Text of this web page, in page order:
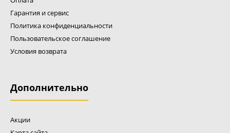
Гарантия и сервис
Политика конфиденциальности
Пользовательское соглашение
Условия возврата
Дополнительно
Акции